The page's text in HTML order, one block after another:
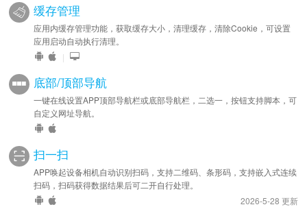
缓存管理
应用内缓存管理功能，获取缓存大小，清理缓存，清除Cookie，可设置
应用启动自动执行清理。
|
底部/顶部导航
一键在线设置APP顶部导航栏或底部导航栏，二选一，按钮支持脚本，可
自定义网址导航。
扫一扫
APP唤起设备相机自动识别扫码，支持二维码、条形码，支持嵌入式连续
扫码，扫码获得数据结果后可二开自行处理。
2026-5-28 更新